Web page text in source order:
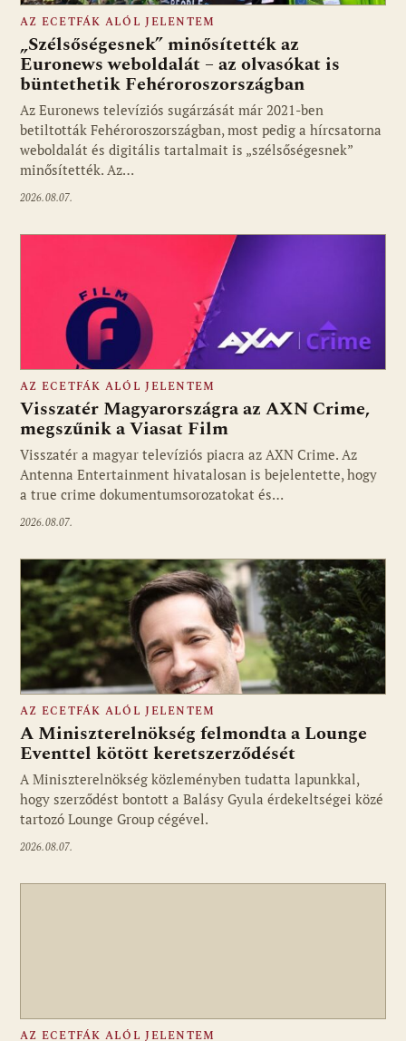
Fotó: media1.hu
AZ ECETFÁK ALÓL JELENTEM
„Szélsőségesnek” minősítették az
Euronews weboldalát – az olvasókat is
büntethetik Fehéroroszországban
Az Euronews televíziós sugárzását már 2021-ben
betiltották Fehéroroszországban, most pedig a hírcsatorna
weboldalát és digitális tartalmait is „szélsőségesnek”
minősítették. Az…
2026.08.07.
Fotó: media1.hu
AZ ECETFÁK ALÓL JELENTEM
Visszatér Magyarországra az AXN Crime,
megszűnik a Viasat Film
Visszatér a magyar televíziós piacra az AXN Crime. Az
Antenna Entertainment hivatalosan is bejelentette, hogy
a true crime dokumentumsorozatokat és…
2026.08.07.
Fotó: media1.hu
AZ ECETFÁK ALÓL JELENTEM
A Miniszterelnökség felmondta a Lounge
Eventtel kötött keretszerződését
A Miniszterelnökség közleményben tudatta lapunkkal,
hogy szerződést bontott a Balásy Gyula érdekeltségei közé
tartozó Lounge Group cégével.
2026.08.07.
AZ ECETFÁK ALÓL JELENTEM